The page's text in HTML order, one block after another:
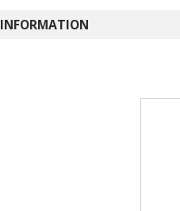
Ancora su Cristina di Belgioioso
Vercesi
Oltre l'archiviazione :
INFORMATION